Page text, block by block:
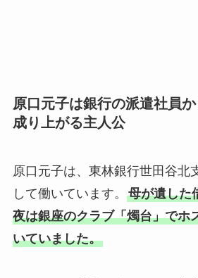
原口元子は銀行の派遣社員
成り上がる主人公
原口元子は、東林銀行世田谷北
して働いています。 母が遺した
夜は銀座のクラブ「燭台」でホ
いていました。